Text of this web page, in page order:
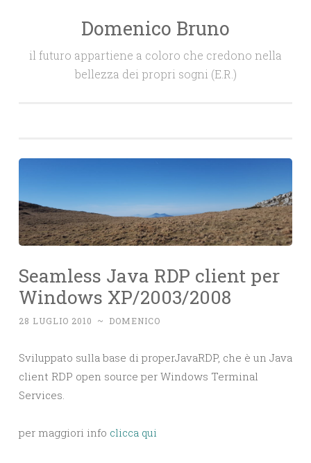
Domenico Bruno
il futuro appartiene a coloro che credono nella
bellezza dei propri sogni (E.R.)
Seamless Java RDP client per
Windows XP/2003/2008
28 LUGLIO 2010 ~ DOMENICO
Sviluppato sulla base di properJavaRDP, che è un Java
client RDP open source per Windows Terminal
Services.
per maggiori info clicca qui